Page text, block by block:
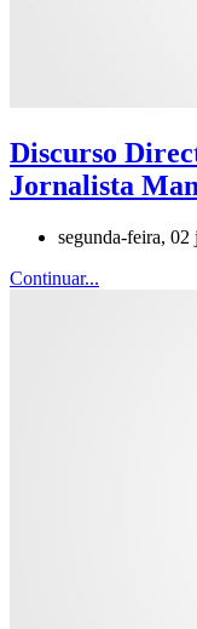
Discurso
Jornalista
segunda-feira,
Continuar...